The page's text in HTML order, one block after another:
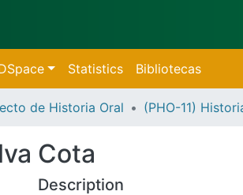
Statistics Bibliotecas
de Historia Oral
Cota
Description